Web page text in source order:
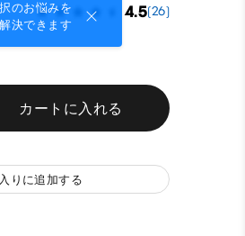
のお悩みを
決できます
4.5(26)
カートに入れる
りに追加する